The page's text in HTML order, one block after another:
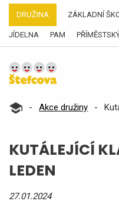
DRUŽINA ZÁKLADNÍ
JÍDELNA PAM
- Akce družiny -
KUTÁLEJÍCÍ
LEDEN
27.01.2024